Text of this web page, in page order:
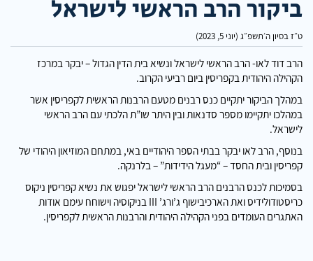
ביקור הרב הראשי לישראל
ט״ז בסיון ה׳תשפ״ג (יוני 5, 2023)
הרב דוד לאו- הרב הראשי לישראל ונשיא בית הדין הגדול – יבקר במרכז
הקהילה היהודית בקפריסין ביום רביעי הקרוב.
במהלך הביקור יתקיים כנס רבנים מטעם הרבנות הראשית לקפריסין אשר
במהלכו יתקיימו מספר סדנאות ובין היתר שו”ת הלכתי עם הרב הראשי
לישראל.
בנוסף, הרב לאו יבקר בבתי הספר היהודיים באי, במתחם המוזיאון היהודי של
קפריסין ובית החסד – “מעגל הידידות” – בלרנקה.
בסמיכות לכנס הרבנים הרב הראשי לישראל יפגוש את נשיא קפריסין ניקוס
כריסטודולידיס ואת הארכיבישוף ג’ורג’ III בניקוסיה וישוחח עימם אודות
האתגרים העומדים בפני הקהילה היהודית והרבנות הראשית לקפריסין.